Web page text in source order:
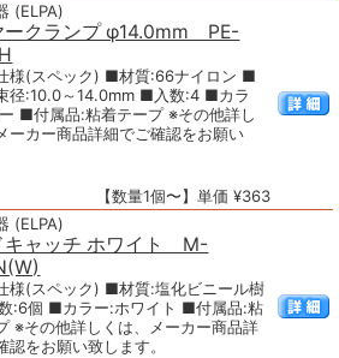
(ELPA)
ークランプ φ14.0mm PE-
様(スペック) ■材質:66ナイロン ■
径:10.0～14.0mm ■入数:4 ■カラ
■付属品:粘着テープ ※その他詳し
ーカー商品詳細でご確認をお願い
【数量1個〜】単価 ¥363
(ELPA)
キャッチ ホワイト M-
様(スペック) ■材質:塩化ビニール樹
:6個 ■カラー:ホワイト ■付属品:粘
※その他詳しくは、メーカー商品詳
認をお願い致します。